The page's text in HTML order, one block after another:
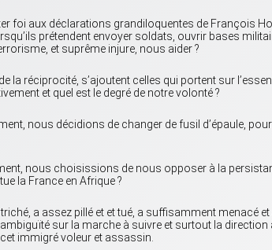
foi aux déclarations grandiloquentes de François
prétendent envoyer soldats, ouvrir bases
et suprême injure, nous aider ?
la réciprocité, s’ajoutent celles qui portent sur
et quel est le degré de notre volonté ?
nous décidions de changer de fusil d’épaule,
nous choisissions de nous opposer à la
la France en Afrique ?
a assez pillé et et tué, a suffisamment menacé
sur la marche à suivre et surtout la
immigré voleur et assassin.